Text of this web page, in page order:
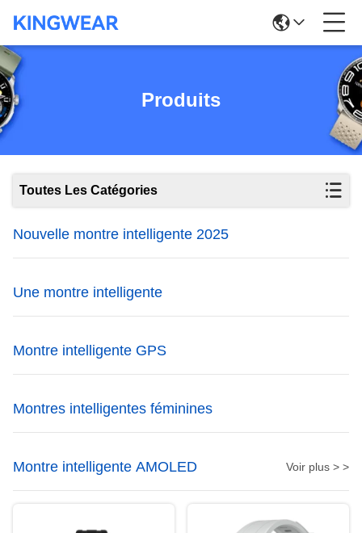
Produits
Toutes Les Catégories
Nouvelle montre intelligente 2025
Une montre intelligente
Montre intelligente GPS
Montres intelligentes féminines
Montre intelligente AMOLED Voir plus > >